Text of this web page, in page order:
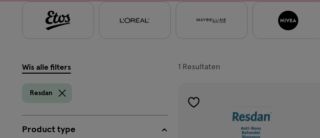
footer
geavanceerde
zoekopties
filters
Wis alle filters
Resdan
Product type
1 Resultaten
producten
toevoegen